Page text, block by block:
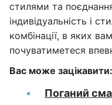
стилями та
індивідуальність і
комбінації, в яких
почуватиметеся
Вас може зацікавити:
Поганий